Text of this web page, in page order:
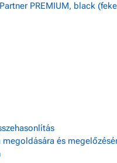
PREMIUM, black
és